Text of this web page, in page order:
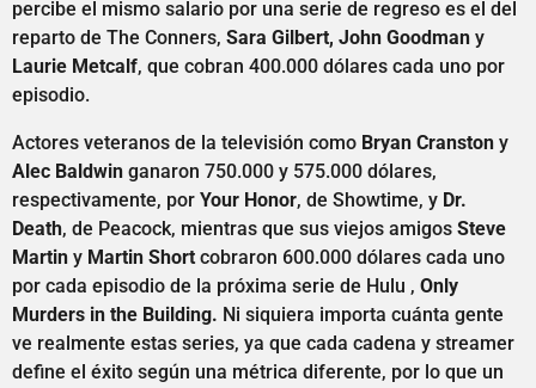
percibe el mismo salario por una serie de regreso es el del
reparto de The Conners, Sara Gilbert, John Goodman y
Laurie Metcalf, que cobran 400.000 dólares cada uno por
episodio.
Actores veteranos de la televisión como Bryan Cranston y
Alec Baldwin ganaron 750.000 y 575.000 dólares,
respectivamente, por Your Honor, de Showtime, y Dr.
Death, de Peacock, mientras que sus viejos amigos Steve
Martin y Martin Short cobraron 600.000 dólares cada uno
por cada episodio de la próxima serie de Hulu , Only
Murders in the Building. Ni siquiera importa cuánta gente
ve realmente estas series, ya que cada cadena y streamer
define el éxito según una métrica diferente, por lo que un